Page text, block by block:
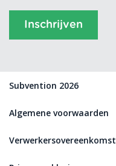
Inschrijven
Subvention 2026
Algemene voorwaarden
Verwerkersovereenkomst